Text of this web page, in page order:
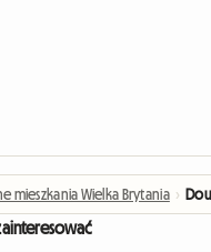
mieszkania Wielka Brytania ›